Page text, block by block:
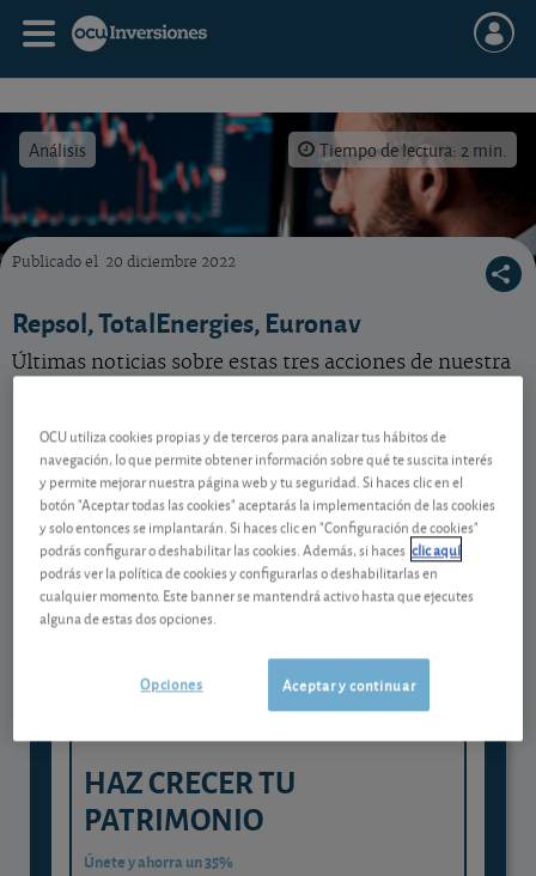
Análisis Tiempo de lectura: 2 min.
Últimas novedades para invertir bien en bolsa sobre estas acciones: Repsol,
Publicado el 20 diciembre 2022
Repsol, TotalEnergies, Euronav
Últimas noticias sobre estas tres acciones de nuestra
Contenido reservado a SOCIOS
Gestiona tu dinero con visión
experta
y consigue que cada euro trabaje
HAZ CRECER TU
PATRIMONIO
Únete y ahorra un 35%
OCU utiliza cookies propias y de terceros para analizar tus hábitos de
navegación, lo que permite obtener información sobre qué te suscita interés
y permite mejorar nuestra página web y tu seguridad. Si haces clic en el
botón "Aceptar todas las cookies" aceptarás la implementación de las cookies
y solo entonces se implantarán. Si haces clic en "Configuración de cookies"
podrás configurar o deshabilitar las cookies. Además, si haces clic aquí
podrás ver la política de cookies y configurarlas o deshabilitarlas en
cualquier momento. Este banner se mantendrá activo hasta que ejecutes
alguna de estas dos opciones.
Aceptar y continuar
Opciones